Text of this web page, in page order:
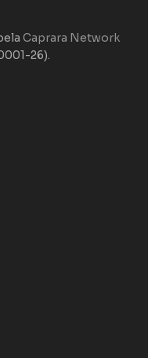
Caprara Network
26).